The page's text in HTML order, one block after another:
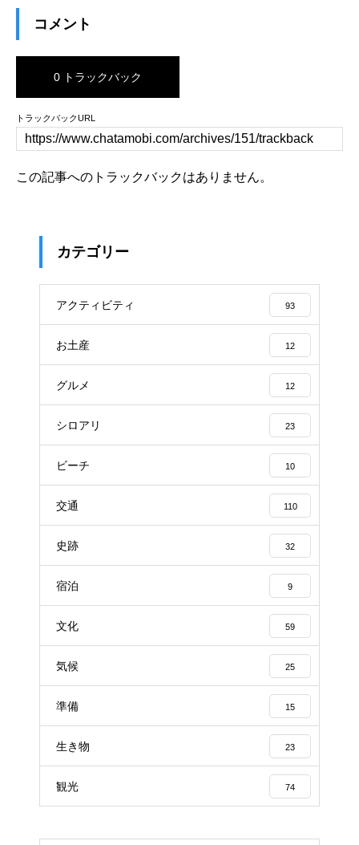
コメント
0 トラックバック
トラックバックURL
この記事へのトラックバックはありません。
カテゴリー
アクティビティ 93
お土産 12
グルメ 12
シロアリ 23
ビーチ 10
交通 110
史跡 32
宿泊 9
文化 59
気候 25
準備 15
生き物 23
観光 74